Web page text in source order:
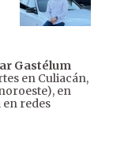
Gastélum
en Culiacán,
en
redes